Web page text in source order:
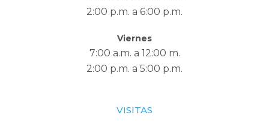
2:00 p.m. a 6:00 p.m.
Viernes
7:00 a.m. a 12:00 m.
2:00 p.m. a 5:00 p.m.
VISITAS